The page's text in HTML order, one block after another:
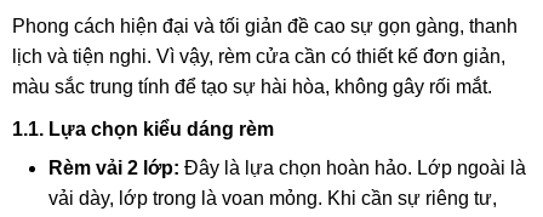
Phong cách hiện đại và tối giản đề cao sự gọn gàng, thanh
lịch và tiện nghi. Vì vậy, rèm cửa cần có thiết kế đơn giản,
màu sắc trung tính để tạo sự hài hòa, không gây rối mắt.
1.1. Lựa chọn kiểu dáng rèm
Rèm vải 2 lớp: Đây là lựa chọn hoàn hảo. Lớp ngoài là
vải dày, lớp trong là voan mỏng. Khi cần sự riêng tư,